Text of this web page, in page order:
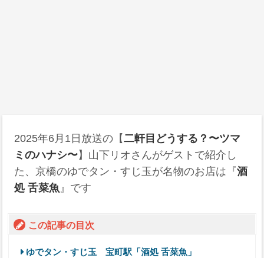
2025年6月1日 放送の【二軒目どうする？〜ツマ
ミのハナシ〜】山下リオさんがゲストで紹介し
た、京橋のゆでタン・すじ玉が名物のお店は『酒
処 舌菜魚』です
この記事の目次
ゆでタン・すじ玉 宝町駅「酒処 舌菜魚」